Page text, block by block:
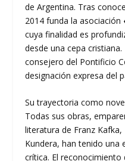
de Argentina. Tras
2014 funda la asociación
cuya finalidad es
desde una cepa
consejero del Pontificio
designación expresa del
Su trayectoria como
Todas sus obras,
literatura de Franz
Kundera, han tenido una
crítica. El reconocimiento